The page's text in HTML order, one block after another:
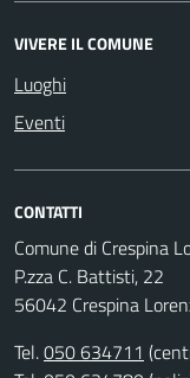
VIVERE IL COMUNE
Luoghi
Eventi
CONTATTI
Comune di Crespina
P.zza C. Battisti, 22
56042 Crespina
Tel.050 634711